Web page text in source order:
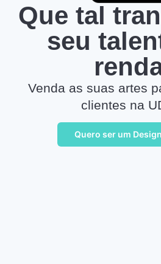
Que tal
seu
Venda as suas artes
clientes na
Quero ser um